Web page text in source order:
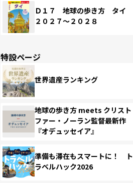
Ｄ１７ 地球の歩き方 タイ
２０２７～２０２８
特設ページ
世界遺産ランキング
地球の歩き方 meets クリスト
ファー・ノーラン監督最新作
『オデュッセイア』
準備も滞在もスマートに！ ト
ラベルハック2026